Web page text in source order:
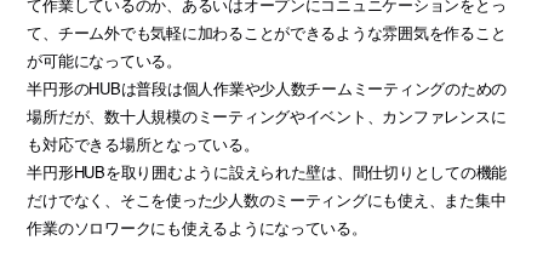
て、チーム外でも気軽に加わることができるような雰囲気を作ること
が可能になっている。
半円形のHUBは普段は個人作業や少人数チームミーティングのための
場所だが、数十人規模のミーティングやイベント、カンファレンスに
も対応できる場所となっている。
半円形HUBを取り囲むように設えられた壁は、間仕切りとしての機能
だけでなく、そこを使った少人数のミーティングにも使え、また集中
作業のソロワークにも使えるようになっている。